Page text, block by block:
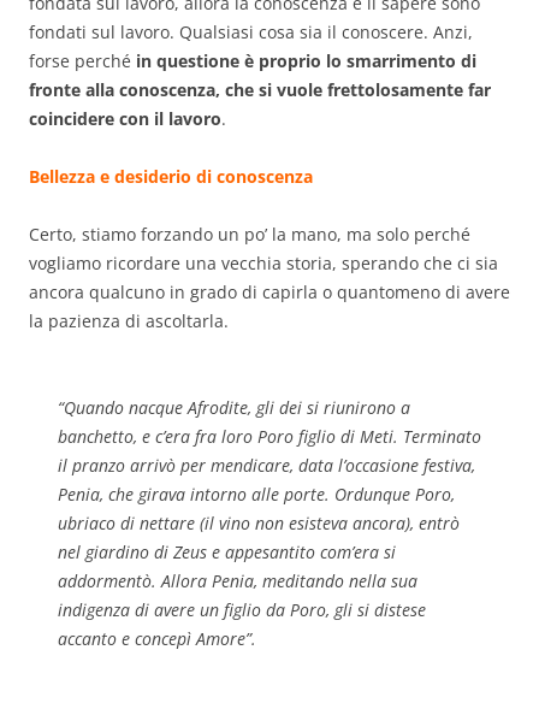
fondati sul lavoro. Qualsiasi cosa sia il conoscere. Anzi,
forse perché in questione è proprio lo smarrimento di
fronte alla conoscenza, che si vuole frettolosamente far
coincidere con il lavoro.
Bellezza e desiderio di conoscenza
Certo, stiamo forzando un po’ la mano, ma solo perché
vogliamo ricordare una vecchia storia, sperando che ci sia
ancora qualcuno in grado di capirla o quantomeno di avere
la pazienza di ascoltarla.
“Quando nacque Afrodite, gli dei si riunirono a
banchetto, e c’era fra loro Poro figlio di Meti. Terminato
il pranzo arrivò per mendicare, data l’occasione festiva,
Penia, che girava intorno alle porte. Ordunque Poro,
ubriaco di nettare (il vino non esisteva ancora), entrò
nel giardino di Zeus e appesantito com’era si
addormentò. Allora Penia, meditando nella sua
indigenza di avere un figlio da Poro, gli si distese
accanto e concepì Amore”.